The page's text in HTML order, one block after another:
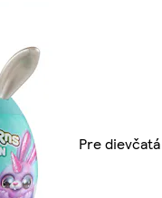
Pre dievčatá